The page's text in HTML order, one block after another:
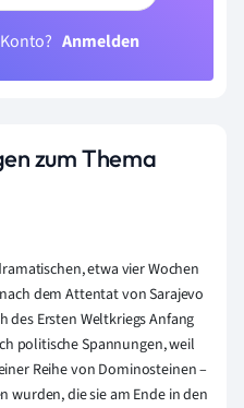
Anmelden
zum Thema
etwa vier Wochen
dem Attentat von Sarajevo
des Ersten Weltkriegs Anfang
politische Spannungen, weil
Reihe von Dominosteinen –
wurden, die sie am Ende in den